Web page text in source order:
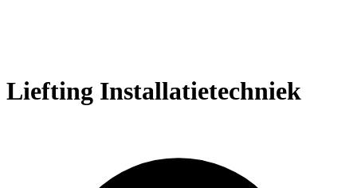
Liefting Installatietechniek